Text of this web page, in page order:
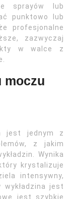
sprayów lub
punktowo lub
profesjonalne
zazwyczaj
w walce z
moczu
jest jednym z
z jakim
Wynika
krystalizuje
intensywny,
wykładzina jest
jest szybkie